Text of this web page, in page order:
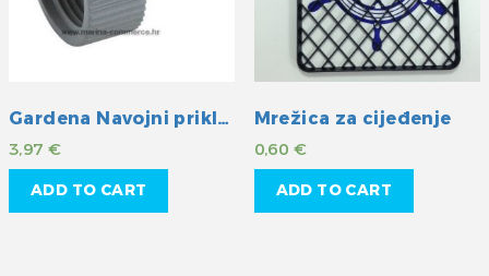
Gardena Navojni priključak 1/2″
3,97 €
ADD TO CART
Mrežica za cijeđenje
0,60 €
ADD TO CART